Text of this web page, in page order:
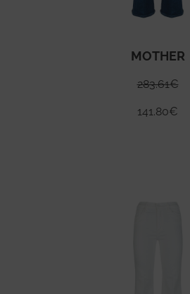
MOTHER
283.61€
141.80€